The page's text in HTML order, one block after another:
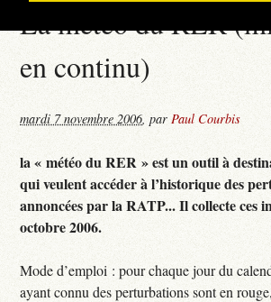
La météo du RER
en continu)
mardi 7 novembre 2006,parPaul Courbis
la « météo du RER » est un outil à
qui veulent accéder à l’historique des
annoncées par la RATP... Il collecte ces
octobre 2006.
Mode d’emploi : pour chaque jour du
ayant connu des perturbations sont en